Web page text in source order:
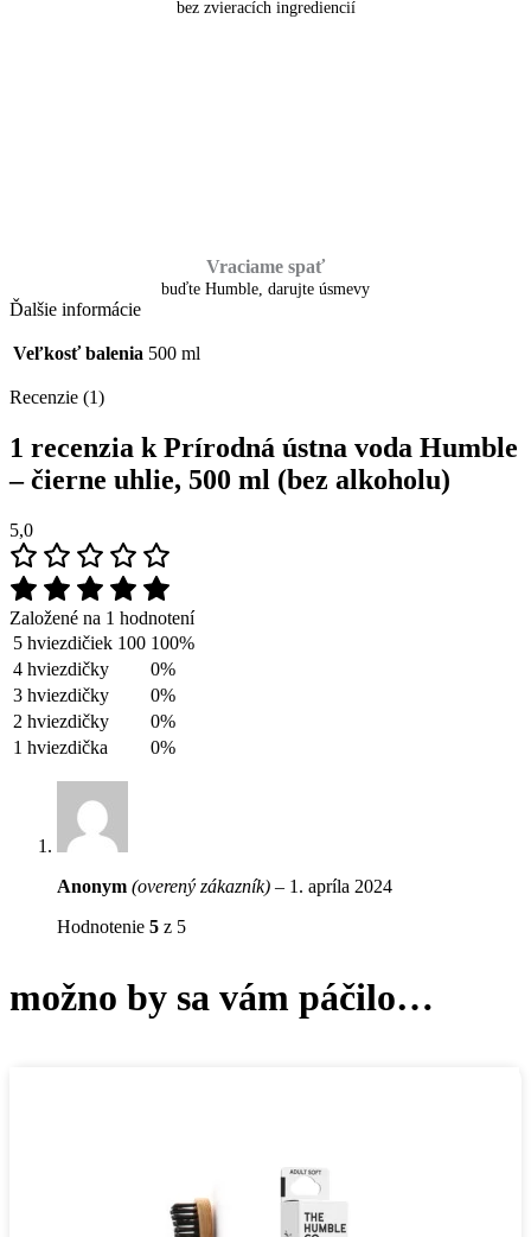
bez zvieracích ingrediencií
Vraciame spať
buďte Humble, darujte úsmevy
Ďalšie informácie
Veľkosť balenia 500 ml
Recenzie (1)
1 recenzia k Prírodná ústna voda Humble
– čierne uhlie, 500 ml (bez alkoholu)
5,0
Založené na 1 hodnotení
5 hviezdičiek 100 100%
4 hviezdičky
0%
3 hviezdičky
0%
2 hviezdičky
0%
1 hviezdička
0%
Anonym (overený zákazník) – 1. apríla 2024
Hodnotenie 5 z 5
možno by sa vám páčilo…